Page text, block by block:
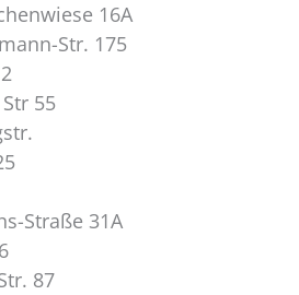
16A
Str. 175
55
Straße 31A
87